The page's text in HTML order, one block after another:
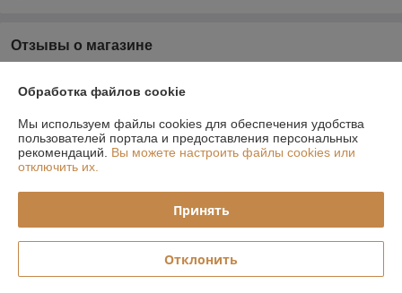
Отзывы о магазине
О нас
Контакты
Обработка файлов cookie
Мы используем файлы cookies для обеспечения удобства
пользователей портала и предоставления персональных
рекомендаций. Вы можете настроить файлы cookies или
отключить их.
Принять
Отклонить